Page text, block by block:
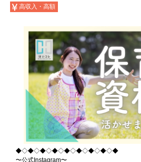
高収入・高額
◆◇◆◇◆◇◆◇◆◇◆◇◆◇◆◇◆
〜公式Instagram〜